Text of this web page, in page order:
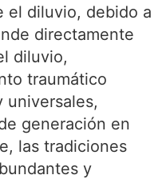
el diluvio, debido a
directamente
diluvio,
traumático
universales,
generación en
las tradiciones
y